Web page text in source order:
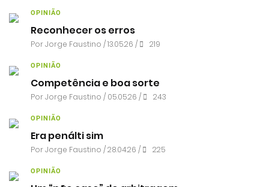
OPINIÃO
Reconhecer os erros
PorJorge Faustino / 13.05.26 / 219
OPINIÃO
Competência e boa sorte
PorJorge Faustino / 05.05.26 / 243
OPINIÃO
Era penálti sim
PorJorge Faustino / 28.04.26 / 225
OPINIÃO